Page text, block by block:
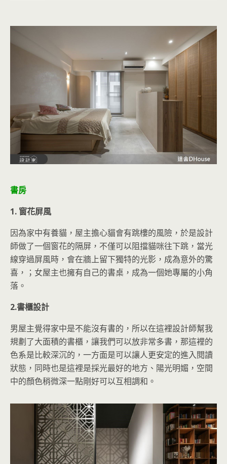
書房
1. 窗花屏風
因為家中有養貓，屋主擔心貓會有跳樓的風險，於是設計
師做了一個窗花的隔屏，不僅可以阻擋貓咪往下跳，當光
線穿過屏風時，會在牆上留下獨特的光影，成為意外的驚
喜，；女屋主也擁有自己的書桌，成為一個她專屬的小角
落。
2.書櫃設計
男屋主覺得家中是不能沒有書的，所以在這裡設計師幫我
規劃了大面積的書櫃，讓我們可以放非常多書，那這裡的
色系是比較深沉的，一方面是可以讓人更安定的進入閱讀
狀態，同時也是這裡是採光最好的地方、陽光明媚，空間
中的顏色稍微深一點剛好可以互相調和。